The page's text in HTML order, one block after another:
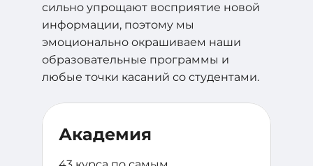
сильно упрощают восприятие новой
информации, поэтому мы
эмоционально окрашиваем наши
образовательные программы и
любые точки касаний со студентами.
Академия